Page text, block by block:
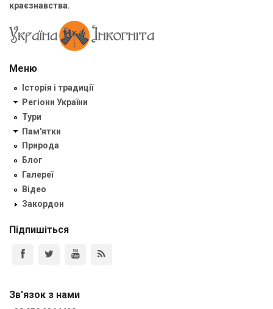
краєзнавства.
Меню
Історія і традиції
Регіони України
Тури
Пам'ятки
Природа
Блог
Галереї
Відео
Закордон
Підпишіться
Зв'язок з нами